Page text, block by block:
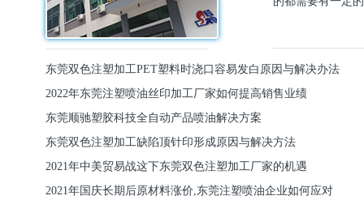
东莞双色注塑加工PET塑料时浇口容易发白原因与解决办法
2022年东莞注塑喷油丝印加工厂家如何提高销售业绩
东莞顺驰塑胶科技全自动产品喷油解决方案
东莞双色注塑加工缺陷顶针印形成原因与解决方法
2021年中美贸易战这下东莞双色注塑加工厂家的机遇
2021年国庆长期后原材料涨价,东莞注塑喷油企业如何应对